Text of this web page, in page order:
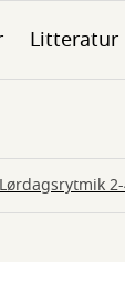
Litteratur
Lørdagsrytmik